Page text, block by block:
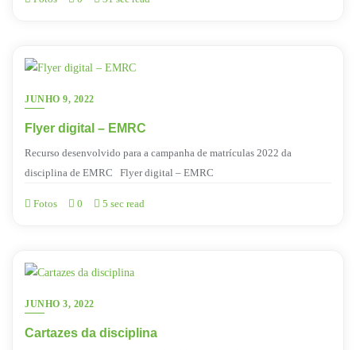
JUNHO 9, 2022
Flyer digital – EMRC
Recurso desenvolvido para a campanha de matrículas 2022 da
disciplina de EMRC Flyer digital – EMRC
Fotos 0 5 sec read
JUNHO 3, 2022
Cartazes da disciplina